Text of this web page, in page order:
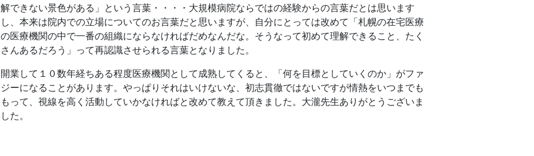
解できない景色がある」という言葉・・・・大規模病院ならではの経験からの言葉だとは思います
し、本来は院内での立場についてのお言葉だと思いますが、自分にとっては改めて「札幌の在宅医療
の医療機関の中で一番の組織にならなければだめなんだな。そうなって初めて理解できること、たく
さんあるだろう」って再認識させられる言葉となりました。
開業して１０数年経ちある程度医療機関として成熟してくると、「何を目標としていくのか」がファ
ジーになることがあります。やっぱりそれはいけないな、初志貫徹ではないですが情熱をいつまでも
もって、視線を高く活動していかなければと改めて教えて頂きました。大瀧先生ありがとうございま
した。